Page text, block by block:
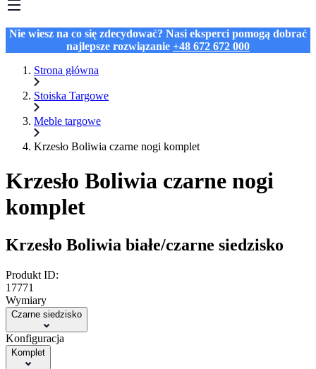
Nie wiesz na co się zdecydować? Nasi eksperci pomogą dobrać
najlepsze rozwiązanie +48 672 672 000
Strona główna
Stoiska Targowe
Meble targowe
Krzesło Boliwia czarne nogi komplet
Krzesło Boliwia czarne nogi
komplet
Krzesło Boliwia białe/czarne siedzisko
Produkt ID:
17771
Wymiary
Czarne siedzisko
Konfiguracja
Komplet